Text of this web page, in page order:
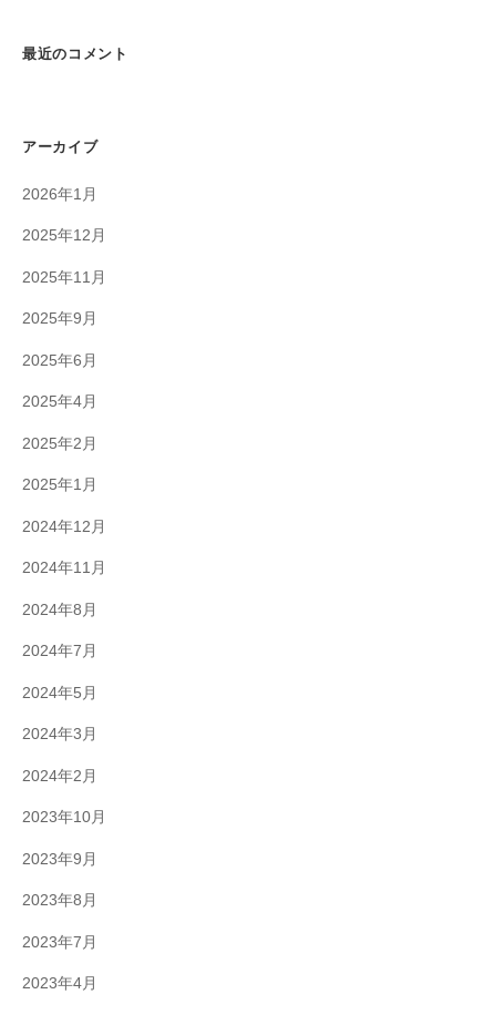
最近のコメント
アーカイブ
2026年1月
2025年12月
2025年11月
2025年9月
2025年6月
2025年4月
2025年2月
2025年1月
2024年12月
2024年11月
2024年8月
2024年7月
2024年5月
2024年3月
2024年2月
2023年10月
2023年9月
2023年8月
2023年7月
2023年4月